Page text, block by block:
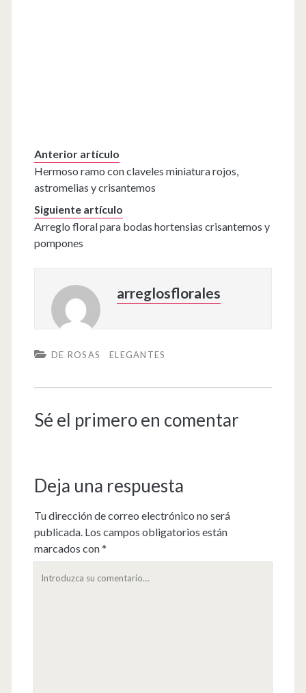
Anterior artículo
Hermoso ramo con claveles miniatura rojos,
astromelias y crisantemos
Siguiente artículo
Arreglo floral para bodas hortensias crisantemos y
pompones
arreglosflorales
DE ROSAS ELEGANTES
Sé el primero en comentar
Deja una respuesta
Tu dirección de correo electrónico no será
publicada. Los campos obligatorios están
marcados con*